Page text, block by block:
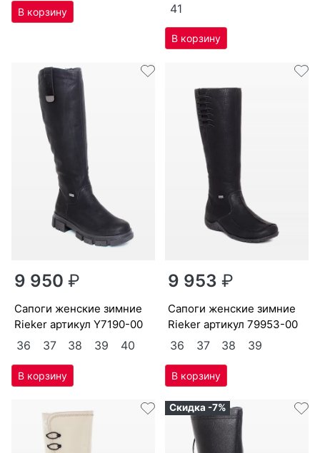
41
9 950₽
са­поги женс­кие зим­ние
Ri­eker артикулY7190-00
36 37 38 39 40
9 953₽
са­поги женс­кие зим­ние
Ri­eker артикул79953-00
36 37 38 39
Скидка -7%